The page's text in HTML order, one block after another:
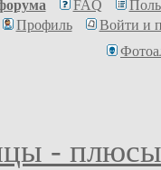
FAQ
Профиль
Войти и
-